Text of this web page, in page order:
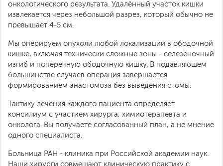
онкологического результата. Удалённый участок кишки
извлекается через небольшой разрез, который обычно не
превышает 4-5 см.
Мы оперируем опухоли любой локализации в ободочной
кишке, включая технически сложные зоны - селезёночный
изгиб и поперечную ободочную кишку. В подавляющем
большинстве случаев операция завершается
формированием анастомоза без выведения стомы.
Тактику лечения каждого пациента определяет
консилиум с участием хирурга, химиотерапевта и
онколога. Вы получаете согласованный план, а не мнение
одного специалиста.
Больница РАН - клиника при Российской академии наук.
Наши хирурги совмещают клиническую практику с